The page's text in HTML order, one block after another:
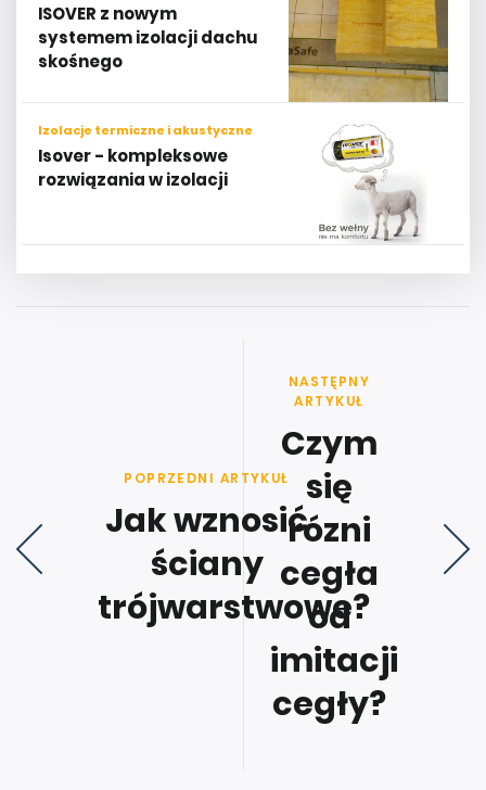
ISOVER z nowym
systemem izolacji dachu
skośnego
Izolacje termiczne i akustyczne
Isover - kompleksowe
rozwiązania w izolacji
POPRZEDNI ARTYKUŁ
Jak wznosić
ściany
trójwarstwowe?
NASTĘPNY
ARTYKUŁ
Czym
się
rózni
cegła
od
imitacji
cegły?